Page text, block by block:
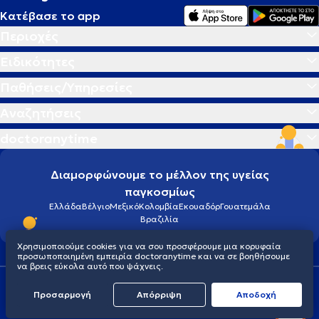
Κατέβασε το app
Διαμορφώνουμε το μέλλον της υγείας
παγκοσμίως
ΕλλάδαΒέλγιοΜεξικόΚολομβίαΕκουαδόρΓουατεμάλα
Βραζιλία
Πολιτική προστασίας προσωπικού απορρήτου
© 2026 doctoranytime
Χρησιμοποιούμε cookies για να σου προσφέρουμε μια κορυφαία
προσωποποιημένη εμπειρία doctoranytime και να σε βοηθήσουμε
να βρεις εύκολα αυτό που ψάχνεις.
Προσαρμογή Απόρριψη Aποδοχή